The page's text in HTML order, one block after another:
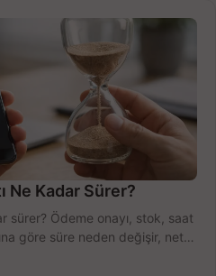
Ne Kadar Sürer?
sürer? Ödeme onayı, stok, saat
göre süre neden değişir, net